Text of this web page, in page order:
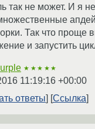
так не может. И я
Так что проще
и запустить
★★★★★
11:19:16 +00:00
ответы
Ссылка